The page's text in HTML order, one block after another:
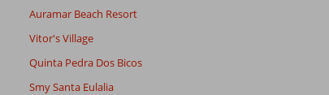
Auramar Beach Resort
Vitor's Village
Quinta Pedra Dos Bicos
Smy Santa Eulalia